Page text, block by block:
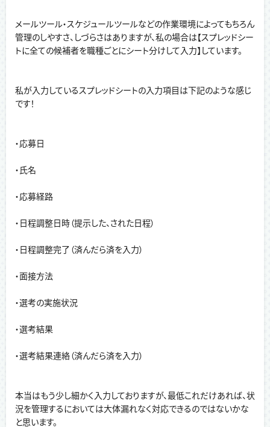
メールツール・スケジュールツールなどの作業環境によってもちろん
管理のしやすさ、しづらさはありますが、私の場合は【スプレッドシー
トに全ての候補者を職種ごとにシート分けして入力】しています。
私が入力しているスプレッドシートの入力項目は下記のような感じ
です！
・応募日
・氏名
・応募経路
・日程調整日時（提示した、された日程）
・日程調整完了（済んだら済を入力）
・面接方法
・選考の実施状況
・選考結果
・選考結果連絡（済んだら済を入力）
本当はもう少し細かく入力しておりますが、最低これだけあれば、状
況を管理するにおいては大体漏れなく対応できるのではないかな
と思います。